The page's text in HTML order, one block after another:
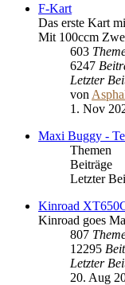
F-Kart
Das erste Kart
Mit 100ccm
603
6247
Letzter
von
1. Nov
Maxi Buggy -
Themen
Beiträge
Letzter
Kinroad
Kinroad goes
807
12295
Letzter
20. Aug